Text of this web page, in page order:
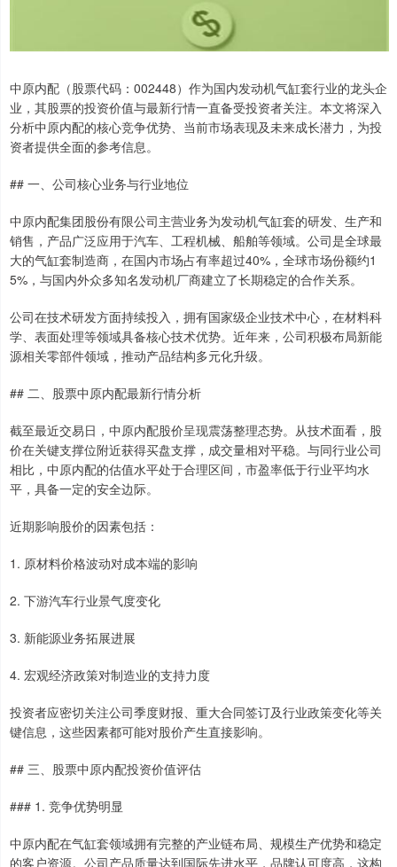
中原内配（股票代码：002448）作为国内发动机气缸套行业的龙头企
业，其股票的投资价值与最新行情一直备受投资者关注。本文将深入
分析中原内配的核心竞争优势、当前市场表现及未来成长潜力，为投
资者提供全面的参考信息。
## 一、公司核心业务与行业地位
中原内配集团股份有限公司主营业务为发动机气缸套的研发、生产和
销售，产品广泛应用于汽车、工程机械、船舶等领域。公司是全球最
大的气缸套制造商，在国内市场占有率超过40%，全球市场份额约1
5%，与国内外众多知名发动机厂商建立了长期稳定的合作关系。
公司在技术研发方面持续投入，拥有国家级企业技术中心，在材料科
学、表面处理等领域具备核心技术优势。近年来，公司积极布局新能
源相关零部件领域，推动产品结构多元化升级。
## 二、股票中原内配最新行情分析
截至最近交易日，中原内配股价呈现震荡整理态势。从技术面看，股
价在关键支撑位附近获得买盘支撑，成交量相对平稳。与同行业公司
相比，中原内配的估值水平处于合理区间，市盈率低于行业平均水
平，具备一定的安全边际。
近期影响股价的因素包括：
1. 原材料价格波动对成本端的影响
2. 下游汽车行业景气度变化
3. 新能源业务拓展进展
4. 宏观经济政策对制造业的支持力度
投资者应密切关注公司季度财报、重大合同签订及行业政策变化等关
键信息，这些因素都可能对股价产生直接影响。
## 三、股票中原内配投资价值评估
### 1. 竞争优势明显
中原内配在气缸套领域拥有完整的产业链布局、规模生产优势和稳定
的客户资源。公司产品质量达到国际先进水平，品牌认可度高，这构